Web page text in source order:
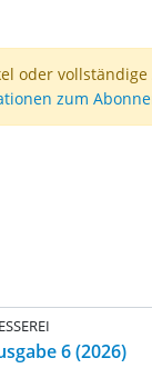
oder
zum
6 (2026)